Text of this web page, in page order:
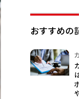
おすすめの